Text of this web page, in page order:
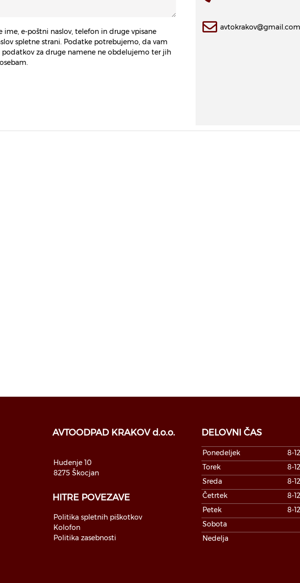
ime, e-poštni naslov, telefon in druge vpisane
spletne strani. Podatke potrebujemo, da vam
podatkov za druge namene ne obdelujemo ter jih
AVTOODPAD KRAKOV d.o.o.
Hudenje 10
8275 Škocjan
HITRE POVEZAVE
Politika spletnih piškotkov
Kolofon
Politika zasebnosti
DELOVNI ČAS
Ponedeljek
8-
Torek
8-
Sreda
8-
Četrtek
8-
Petek
8-
Sobota
Nedelja